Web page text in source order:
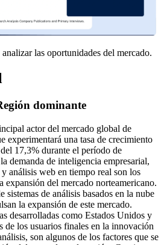
analizar las oportunidades del mercado.
dominante
actor del mercado global de
experimentará una tasa de crecimiento
17,3% durante el período de
demanda de inteligencia empresarial,
análisis web en tiempo real son los
expansión del mercado norteamericano.
sistemas de análisis basados ​​en la nube
la expansión de este mercado.
desarrolladas como Estados Unidos y
de los usuarios finales en la innovación
son algunos de los factores que se